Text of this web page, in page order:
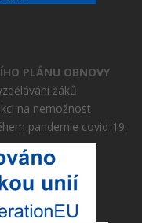
PLÁNU OBNOVY
žáků
na nemožnost
pandemie covid-19.